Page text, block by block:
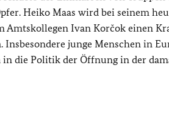
Heiko Maas wird bei seinem
Ivan Korčok einen
junge Menschen in
die Politik der Öffnung in der